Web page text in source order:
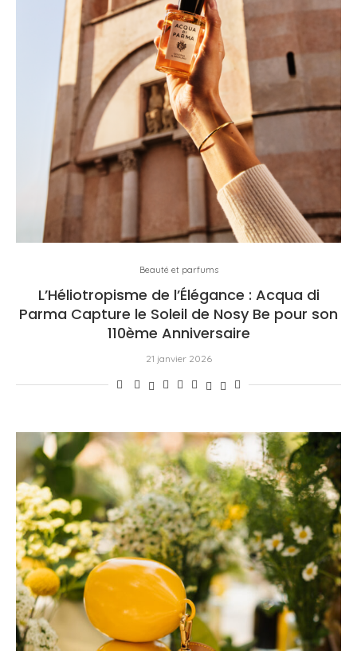
Beauté et parfums
L’Héliotropisme de l’Élégance : Acqua di
Parma Capture le Soleil de Nosy Be pour son
110ème Anniversaire
21 janvier 2026